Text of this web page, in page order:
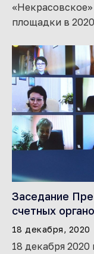
площадки в
Заседание
счетных
18 декабря, 2020
18 декабря